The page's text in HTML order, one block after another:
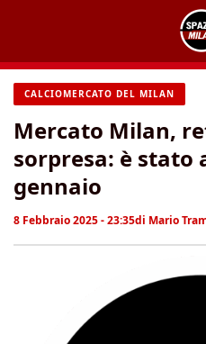
contenuto
CALCIOMERCATO DEL MILAN
Mercato Milan,
sorpresa: è stato
gennaio
8 Febbraio 2025 - 23:35di Mario